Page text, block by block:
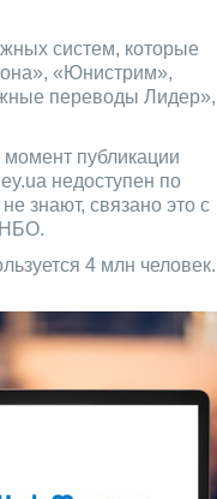
систем, которые
«Юнистрим»,
переводы Лидер»,
публикации
недоступен по
знают, связано это с
4 млн человек.